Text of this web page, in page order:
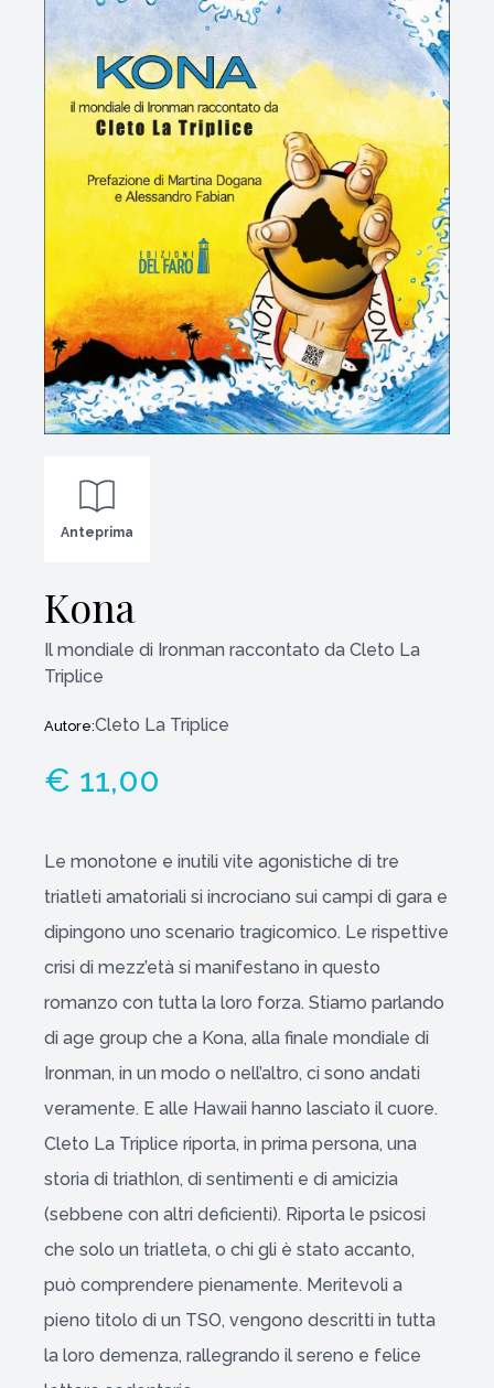
Anteprima
Kona
Il mondiale di Ironman raccontato da Cleto La
Triplice
Autore:Cleto La Triplice
€ 11,00
Le monotone e inutili vite agonistiche di tre
triatleti amatoriali si incrociano sui campi di gara e
dipingono uno scenario tragicomico. Le rispettive
crisi di mezz’età si manifestano in questo
romanzo con tutta la loro forza. Stiamo parlando
di age group che a Kona, alla finale mondiale di
Ironman, in un modo o nell’altro, ci sono andati
veramente. E alle Hawaii hanno lasciato il cuore.
Cleto La Triplice riporta, in prima persona, una
storia di triathlon, di sentimenti e di amicizia
(sebbene con altri deficienti). Riporta le psicosi
che solo un triatleta, o chi gli è stato accanto,
può comprendere pienamente. Meritevoli a
pieno titolo di un TSO, vengono descritti in tutta
la loro demenza, rallegrando il sereno e felice